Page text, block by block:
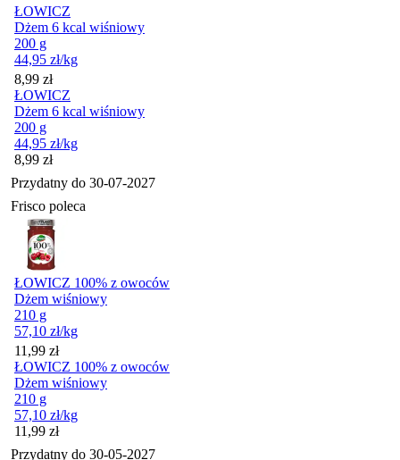
ŁOWICZ
Dżem 6 kcal wiśniowy
200 g
44,95 zł/kg
Cena
8,99 zł
ŁOWICZ
Dżem 6 kcal wiśniowy
200 g
44,95 zł/kg
Cena
8,99 zł
Przydatny do 30-07-2027
Frisco poleca
ŁOWICZ 100% z owoców
Dżem wiśniowy
210 g
57,10 zł/kg
Cena
11,99 zł
ŁOWICZ 100% z owoców
Dżem wiśniowy
210 g
57,10 zł/kg
Cena
11,99 zł
Przydatny do 30-05-2027